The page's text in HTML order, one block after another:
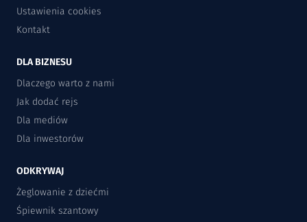
Ustawienia cookies
Kontakt
DLA BIZNESU
Dlaczego warto z nami
Jak dodać rejs
Dla mediów
Dla inwestorów
ODKRYWAJ
Żeglowanie z dziećmi
Śpiewnik szantowy